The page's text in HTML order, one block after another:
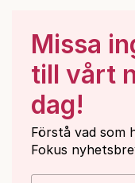
Missa
till vårt
dag!
Förstå vad som
Fokus